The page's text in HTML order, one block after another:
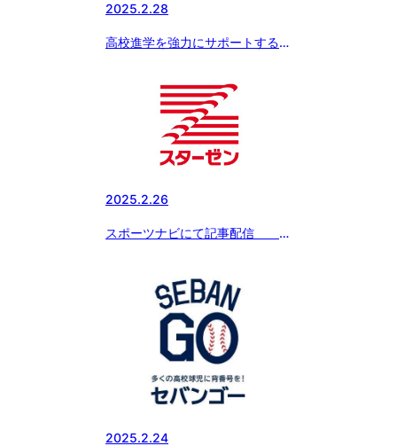
2025.2.28
高校進学を強力にサポートする新
ゴー）に日本体育大学柏高等学校
野球部が新たに参加!!
2025.2.26
スポーツナビにて記事配信
冠スポンサー、スターゼン株式会
社・横田社長が 『ドナルド・マ
クドナルド・ハウス』を訪問。
読売ジャイアンツ・丸選手と対
2025.2.24